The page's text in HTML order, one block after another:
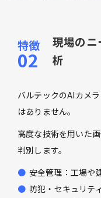
現場のニ
析
バルテックのAIカメ
はありません。
高度な技術を用いた
判別します。
安全管理：工場や
防犯・セキュリテ